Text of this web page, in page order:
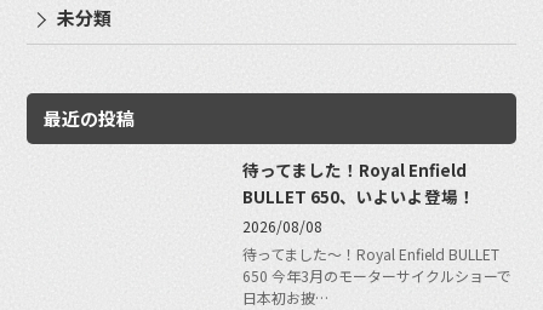
未分類
最近の投稿
待ってました！Royal Enfield
BULLET 650、いよいよ登場！
2026/08/08
待ってました〜！Royal Enfield BULLET
650 今年3月のモーターサイクルショーで
日本初お披…